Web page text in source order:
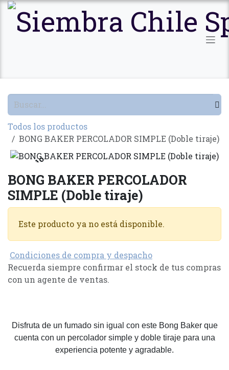
Ir al contenido
Todos los productos
BONG BAKER PERCOLADOR SIMPLE (Doble tiraje)
Agotado
BONG BAKER PERCOLADOR
SIMPLE (Doble tiraje)
Este producto ya no está disponible.
Condiciones de compra y despacho
Recuerda siempre confirmar el stock de tus compras
con un agente de ventas.
Disfruta de un fumado sin igual con este Bong Baker que
cuenta con un percolador simple y doble tiraje para una
experiencia potente y agradable.